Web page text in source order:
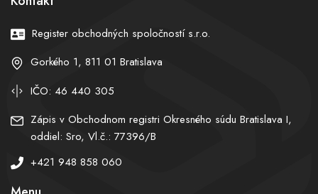
Register obchodných spoločností s.r.o.
Gorkého 1, 811 01 Bratislava
IČO: 46 440 305
Zápis v Obchodnom registri Okresného súdu Bratislava I,
oddiel: Sro, Vl.č.: 77396/B
+421 948 858 060